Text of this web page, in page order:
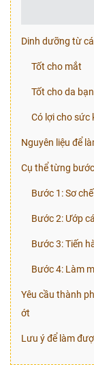
Dinh dưỡng từ
Tốt cho mắt
Tốt cho da bạn
Có lợi cho sức
Nguyên liệu để
Cụ thể từng
Bước 1: Sơ
Bước 2: Ướp
Bước 3: Tiến
Bước 4: Làm
Yêu cầu thành
ớt
Lưu ý để làm